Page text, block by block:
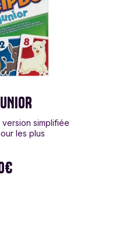
version simplifiée
les plus